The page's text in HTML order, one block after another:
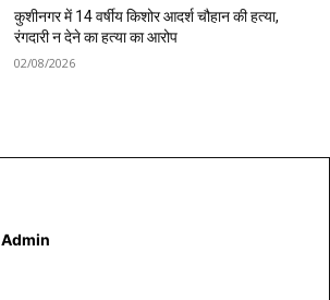
कुशीनगर में 14 वर्षीय किशोर आदर्श चौहान की हत्या,
रंगदारी न देने का हत्या का आरोप
02/08/2026
Admin